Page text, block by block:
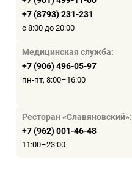
+7 (8793) 231-231
с 8:00 до 20:00
Медицинская служба:
+7 (906) 496-05-97
пн-пт, 8:00–16:00
Ресторан «Славяновский»:
+7 (962) 001-46-48
11:00–23:00